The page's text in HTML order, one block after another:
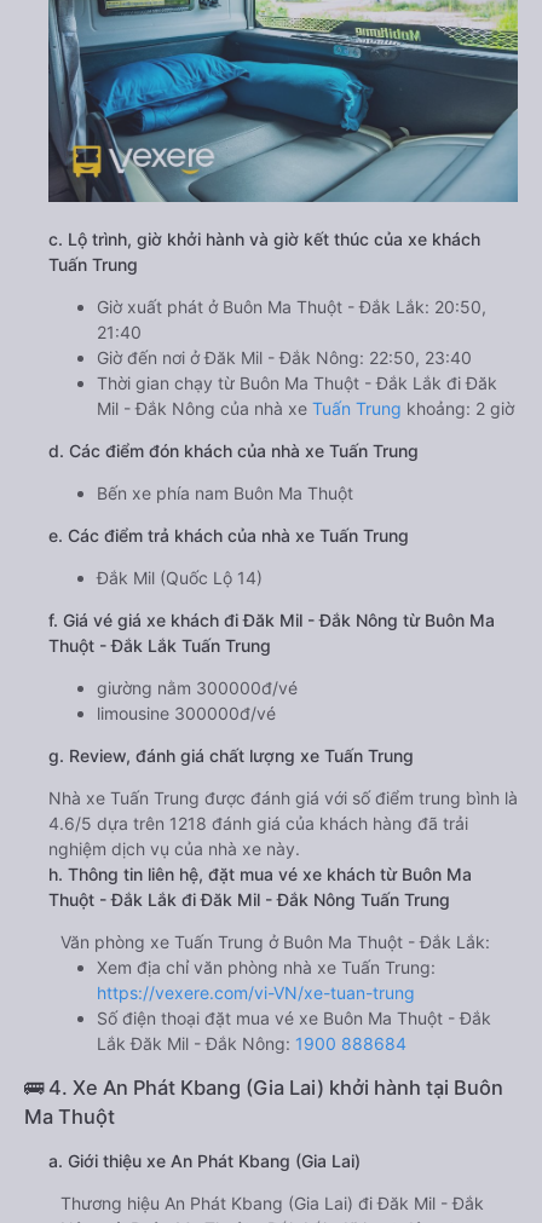
c. Lộ trình, giờ khởi hành và giờ kết thúc của xe khách
Tuấn Trung
Giờ xuất phát ở Buôn Ma Thuột - Đắk Lắk: 20:50,
21:40
Giờ đến nơi ở Đăk Mil - Đắk Nông: 22:50, 23:40
Thời gian chạy từ Buôn Ma Thuột - Đắk Lắk đi Đăk
Mil - Đắk Nông của nhà xe Tuấn Trung khoảng: 2 giờ
d. Các điểm đón khách của nhà xe Tuấn Trung
Bến xe phía nam Buôn Ma Thuột
e. Các điểm trả khách của nhà xe Tuấn Trung
Đắk Mil (Quốc Lộ 14)
f. Giá vé giá xe khách đi Đăk Mil - Đắk Nông từ Buôn Ma
Thuột - Đắk Lắk Tuấn Trung
giường nằm 300000đ/vé
limousine 300000đ/vé
g. Review, đánh giá chất lượng xe Tuấn Trung
Nhà xe Tuấn Trung được đánh giá với số điểm trung bình là
4.6/5 dựa trên 1218 đánh giá của khách hàng đã trải
nghiệm dịch vụ của nhà xe này.
h. Thông tin liên hệ, đặt mua vé xe khách từ Buôn Ma
Thuột - Đắk Lắk đi Đăk Mil - Đắk Nông Tuấn Trung
Văn phòng xe Tuấn Trung ở Buôn Ma Thuột - Đắk Lắk:
Xem địa chỉ văn phòng nhà xe Tuấn Trung:
https://vexere.com/vi-VN/xe-tuan-trung
Số điện thoại đặt mua vé xe Buôn Ma Thuột - Đắk
Lắk Đăk Mil - Đắk Nông: 1900 888684
🚌 4. Xe An Phát Kbang (Gia Lai) khởi hành tại Buôn
Ma Thuột
a. Giới thiệu xe An Phát Kbang (Gia Lai)
Thương hiệu An Phát Kbang (Gia Lai) đi Đăk Mil - Đắk